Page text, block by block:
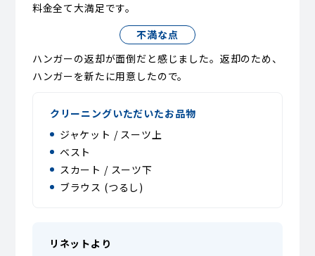
料金全て大満足です。
不満な点
ハンガーの返却が面倒だと感じました。返却のため、
ハンガーを新たに用意したので。
クリーニングいただいたお品物
ジャケット / スーツ上
ベスト
スカート / スーツ下
ブラウス (つるし)
リネットより